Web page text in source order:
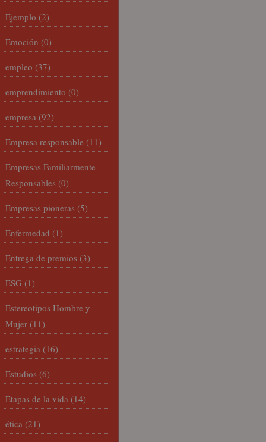
Ejemplo (2)
Emoción (0)
empleo (37)
emprendimiento (0)
empresa (92)
Empresa responsable (11)
Empresas Familiarmente
Responsables (0)
Empresas pioneras (5)
Enfermedad (1)
Entrega de premios (3)
ESG (1)
Estereotipos Hombre y
Mujer (11)
estrategia (16)
Estudios (6)
Etapas de la vida (14)
ética (21)